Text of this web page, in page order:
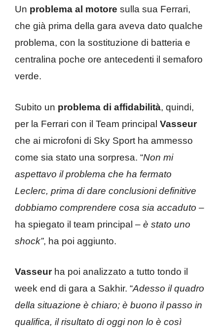
Un problema al motore sulla sua Ferrari,
che già prima della gara aveva dato qualche
problema, con la sostituzione di batteria e
centralina poche ore antecedenti il semaforo
verde.
Subito un problema di affidabilità, quindi,
per la Ferrari con il Team principal Vasseur
che ai microfoni di Sky Sport ha ammesso
come sia stato una sorpresa. “Non mi
aspettavo il problema che ha fermato
Leclerc, prima di dare conclusioni definitive
dobbiamo comprendere cosa sia accaduto –
ha spiegato il team principal – è stato uno
shock”, ha poi aggiunto.
Vasseurha poi analizzato a tutto tondo il
week end di gara a Sakhir. “Adesso il quadro
della situazione è chiaro; è buono il passo in
qualifica, il risultato di oggi non lo è così